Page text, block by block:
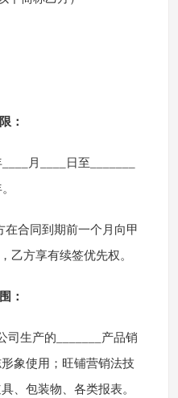
：
月____日至_______
在合同到期前一个月向甲
乙方享有续签优先权。
：
司生产的_______产品销
象使用；旺铺营销法技
、包装物、各类报表。